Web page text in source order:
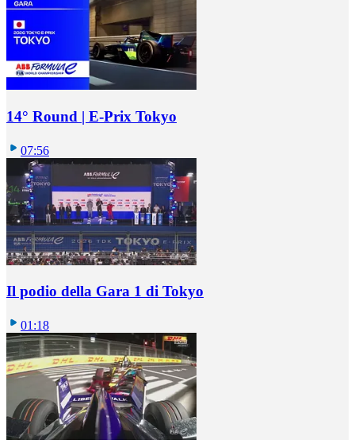
14° Round | E-Prix Tokyo
07:56
Il podio della Gara 1 di Tokyo
01:18